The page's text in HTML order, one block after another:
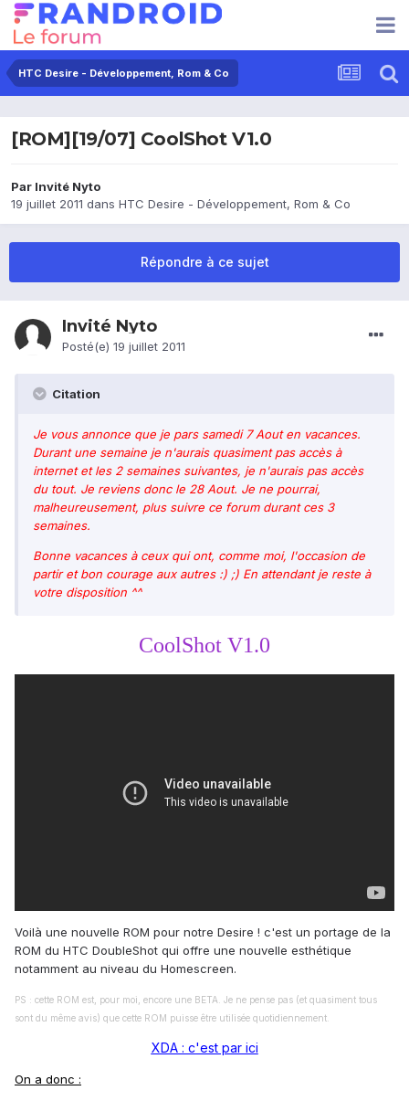
HTC Desire - Développement, Rom & Co
[ROM][19/07] CoolShot V1.0
Par Invité Nyto
19 juillet 2011 dans HTC Desire - Développement, Rom & Co
Répondre à ce sujet
Invité Nyto
Posté(e) 19 juillet 2011
Citation
Je vous annonce que je pars samedi 7 Aout en vacances.
Durant une semaine je n'aurais quasiment pas accès à
internet et les 2 semaines suivantes, je n'aurais pas accès
du tout. Je reviens donc le 28 Aout. Je ne pourrai,
malheureusement, plus suivre ce forum durant ces 3
semaines.
Bonne vacances à ceux qui ont, comme moi, l'occasion de
partir et bon courage aux autres :) ;) En attendant je reste à
votre disposition ^^
CoolShot V1.0
Voilà une nouvelle ROM pour notre Desire ! c'est un portage de la
ROM du HTC DoubleShot qui offre une nouvelle esthétique
notamment au niveau du Homescreen.
PS : cette ROM est, pour moi, encore une BETA. Je ne pense pas (et quasiment tous
sont du même avis) que cette ROM puisse être utilisée quotidiennement.
XDA : c'est par ici
On a donc :